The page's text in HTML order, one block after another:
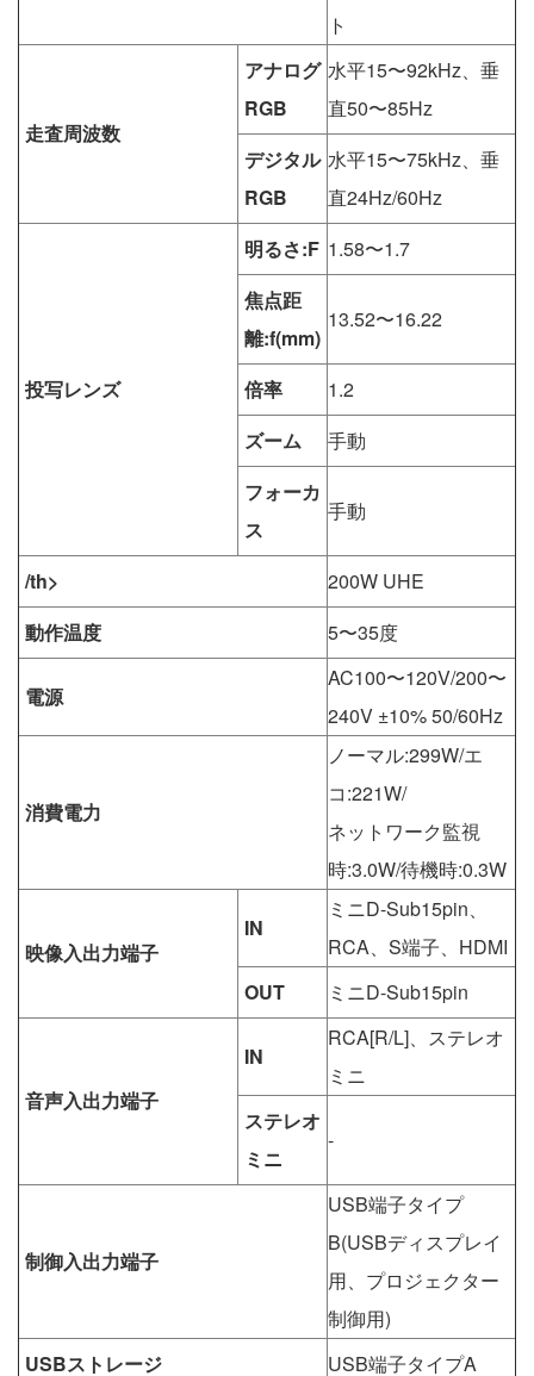
ト
走査周波数
アナログ
RGB
水平15〜92kHz、垂
直50〜85Hz
デジタル
RGB
水平15〜75kHz、垂
直24Hz/60Hz
投写レンズ
明るさ:F 1.58〜1.7
焦点距
離:f(mm)
13.52〜16.22
倍率
1.2
ズーム
手動
フォーカ
ス
手動
/th>
200W UHE
動作温度
5〜35度
電源
AC100〜120V/200〜
240V ±10% 50/60Hz
消費電力
ノーマル:299W/エ
コ:221W/
ネットワーク監視
時:3.0W/待機時:0.3W
映像入出力端子
IN
ミニD-Sub15pin、
RCA、S端子、HDMI
OUT
ミニD-Sub15pin
音声入出力端子
IN
RCA[R/L]、ステレオ
ミニ
ステレオ
ミニ
-
制御入出力端子
USB端子タイプ
B(USBディスプレイ
用、プロジェクター
制御用)
USBストレージ
USB端子タイプA